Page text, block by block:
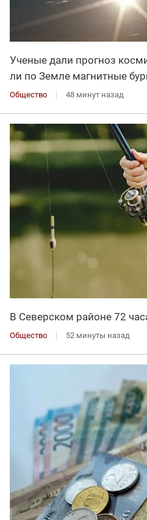
Ученые дали прогноз
ли по Земле магнитные
Общество 48 минут назад
В Северском районе 72
Общество 52 минуты назад